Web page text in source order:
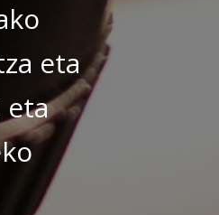
eta
eta